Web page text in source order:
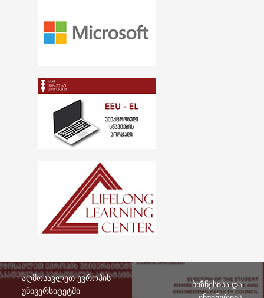
აღმოსავლეთ ევროპის
უნივერსიტეტში
ბიზნესისა და